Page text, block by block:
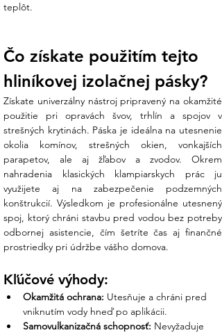
Návod na použitie v skratke:
prachu a mastnoty.
Odstráňte ochranný papier a pásku
dôkladne pritlačte k podkladu (ideálne
pomocou valčeka), aby ste vytlačili
všetky vzduchové bubliny.
teplôt.
Čo získate použitím tejto
hliníkovej izolačnej pásky?
Získate univerzálny nástroj pripravený na okamžité
použitie pri opravách švov, trhlín a spojov v
strešných krytinách. Páska je ideálna na utesnenie
okolia komínov, strešných okien, vonkajších
parapetov, ale aj žľabov a zvodov. Okrem
nahradenia klasických klampiarskych prác ju
využijete aj na zabezpečenie podzemných
konštrukcií. Výsledkom je profesionálne utesnený
spoj, ktorý chráni stavbu pred vodou bez potreby
odbornej asistencie, čím šetríte čas aj finančné
prostriedky pri údržbe vášho domova.
Kľúčové výhody:
Okamžitá ochrana: Utesňuje a chráni pred
vniknutím vody hneď po aplikácii.
Samovulkanizačná schopnosť: Nevyžaduje